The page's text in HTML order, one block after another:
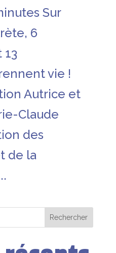
Sur
6
vie !
Autrice et
Claude
des
de la
Rechercher